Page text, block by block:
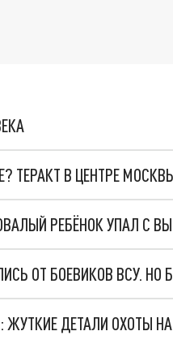
ТЕРАКТ В ЦЕНТРЕ
РЕБЁНОК УПАЛ С
ОТ БОЕВИКОВ ВСУ.